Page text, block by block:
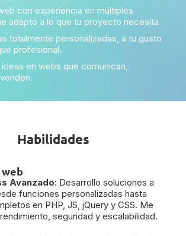
con experiencia en múltiples
adapto a lo que tu proyecto necesita
totalmente personalizadas, a tu gusto
profesional.
en webs que comunican,
Habilidades
Avanzado: Desarrollo soluciones a
funciones personalizadas hasta
en PHP, JS, jQuery y CSS. Me
seguridad y escalabilidad.